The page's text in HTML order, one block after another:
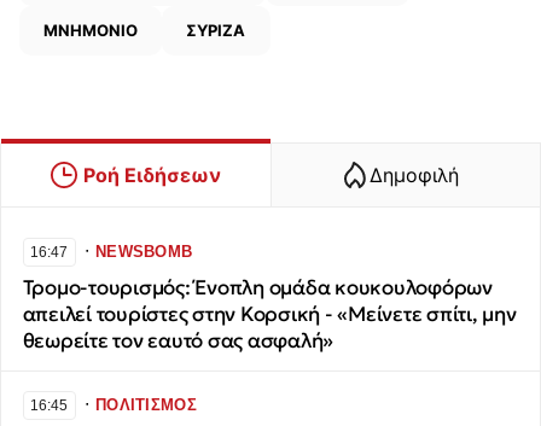
ΜΝΗΜΟΝΙΟ ΣΥΡΙΖΑ
Ροή Ειδήσεων Δημοφιλή
16:47 ∙NEWSBOMB
Τρομο-τουρισμός: Ένοπλη ομάδα κουκουλοφόρων
απειλεί τουρίστες στην Κορσική - «Μείνετε σπίτι, μην
θεωρείτε τον εαυτό σας ασφαλή»
16:45 ∙ΠΟΛΙΤΙΣΜΟΣ